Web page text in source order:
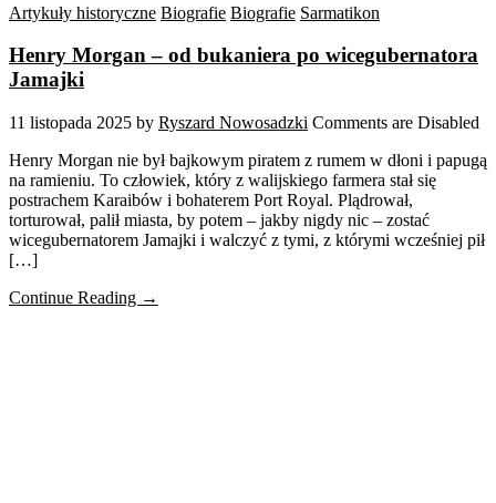
Artykuły historyczne Biografie Biografie Sarmatikon
Henry Morgan – od bukaniera po wicegubernatora
Jamajki
11 listopada 2025 by Ryszard Nowosadzki Comments are Disabled
Henry Morgan nie był bajkowym piratem z rumem w dłoni i papugą
na ramieniu. To człowiek, który z walijskiego farmera stał się
postrachem Karaibów i bohaterem Port Royal. Plądrował,
torturował, palił miasta, by potem – jakby nigdy nic – zostać
wicegubernatorem Jamajki i walczyć z tymi, z którymi wcześniej pił
[…]
Continue Reading →